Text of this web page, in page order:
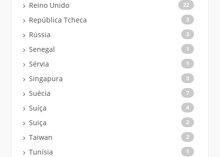
Reino Unido 22
República Tcheca 3
Rússia 3
Senegal 1
Sérvia 1
Singapura 3
Suécia 7
Suíça 4
Suiça 2
Taiwan 2
Tunísia 1